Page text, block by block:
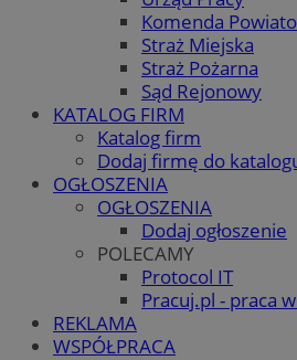
Komenda
Straż Miejska
Straż Pożarna
Sąd Rejonowy
KATALOG FIRM
Katalog firm
Dodaj firmę do
OGŁOSZENIA
OGŁOSZENIA
Dodaj ogłoszenie
POLECAMY
Protocol IT
Pracuj.pl - praca
REKLAMA
WSPÓŁPRACA